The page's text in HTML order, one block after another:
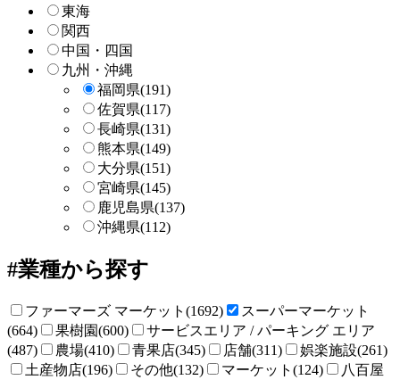
東海
関西
中国・四国
九州・沖縄
福岡県(191)
佐賀県(117)
長崎県(131)
熊本県(149)
大分県(151)
宮崎県(145)
鹿児島県(137)
沖縄県(112)
業種から探す
ファーマーズ マーケット(1692)
スーパーマーケット
(664)
果樹園(600)
サービスエリア / パーキング エリア
(487)
農場(410) 青果店(345) 店舗(311)
娯楽施設(261)
土産物店(196)
その他(132) マーケット(124)
八百屋